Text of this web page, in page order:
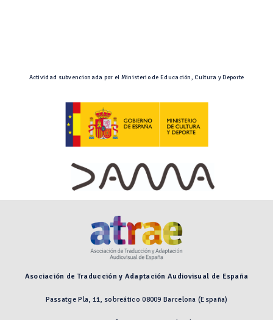
Actividad subvencionada por el Ministerio de Educación, Cultura y Deporte
Asociación de Traducción y Adaptación Audiovisual de España
Passatge Pla, 11, sobreático 08009 Barcelona (España)